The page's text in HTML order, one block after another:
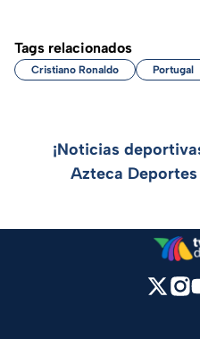
Tags relacionados
Cristiano Ronaldo Portugal
¡Noticias
Azteca